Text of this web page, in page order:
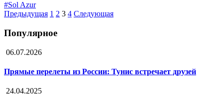
#Sol Azur
Предыдущая 1 2 3 4 Следующая
Популярное
06.07.2026
Прямые перелеты из России: Тунис встречает друзей
24.04.2025